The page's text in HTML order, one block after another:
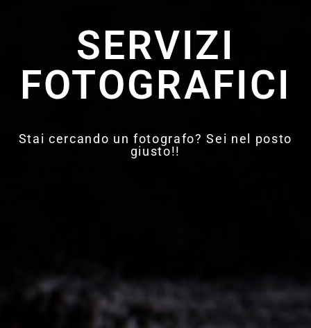
SERVIZI
FOTOGRAFICI
Stai cercando un fotografo? Sei nel posto
giusto!!